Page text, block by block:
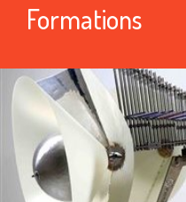
Formations